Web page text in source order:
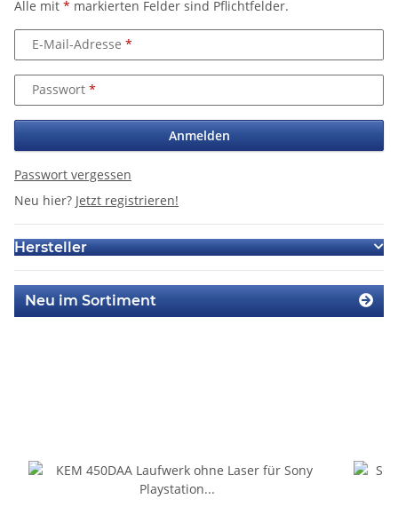
Alle mit * markierten Felder sind Pflichtfelder.
E-Mail-Adresse
Passwort
Anmelden
Passwort vergessen
Neu hier? Jetzt registrieren!
Hersteller
Neu im Sortiment